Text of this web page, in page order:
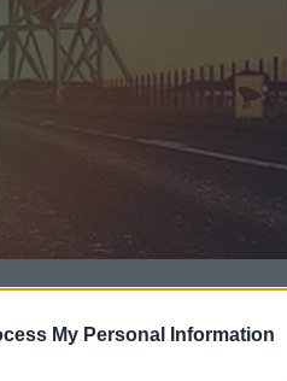
My Personal Information
στο σύμπαν, σαρώνοντας για